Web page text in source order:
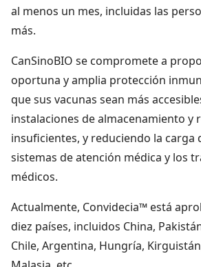
al menos un mes, incluidas las
más.
CanSinoBIO se compromete a
oportuna y amplia protección
que sus vacunas sean más
instalaciones de almacenamiento y
insuficientes, y reduciendo la carga
sistemas de atención médica y los
médicos.
Actualmente, Convidecia™ está
diez países, incluidos China,
Chile, Argentina, Hungría,